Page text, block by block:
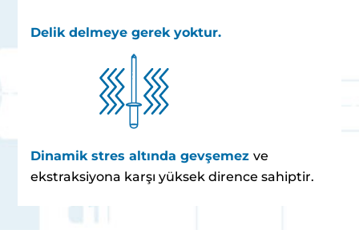
Delik delmeye gerek yoktur.
Dinamik stres altında gevşemezve
ekstraksiyona karşı yüksek dirence sahiptir.